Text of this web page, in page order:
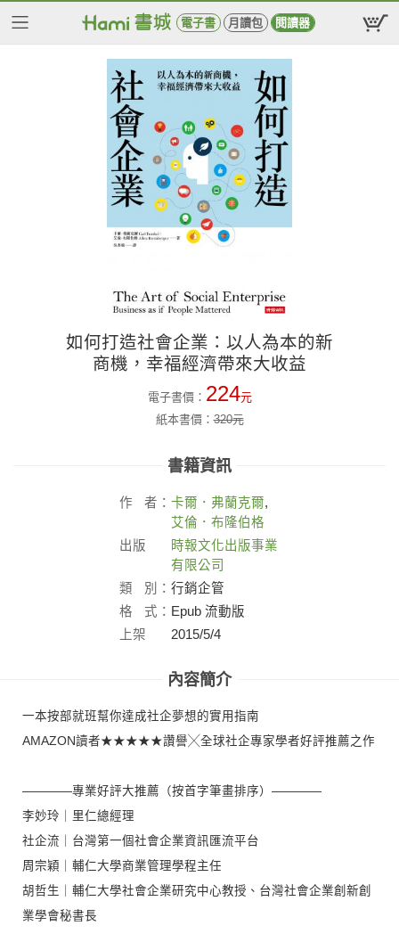
電子書 月讀包 閱讀器
如何打造社會企業：以人為本的新
商機，幸福經濟帶來大收益
電子書價： 224元
紙本書價：320元
書籍資訊
作 者： 卡爾．弗蘭克爾,
艾倫．布隆伯格
出版
時報文化出版事業
有限公司
類
別： 行銷企管
格
式： Epub 流動版
上架
2015/5/4
內容簡介
一本按部就班幫你達成社企夢想的實用指南
AMAZON讀者★★★★★讚譽╳全球社企專家學者好評推薦之作
————專業好評大推薦（按首字筆畫排序）————
李妙玲｜里仁總經理
社企流｜台灣第一個社會企業資訊匯流平台
周宗穎｜輔仁大學商業管理學程主任
胡哲生｜輔仁大學社會企業研究中心教授、台灣社會企業創新創
業學會秘書長